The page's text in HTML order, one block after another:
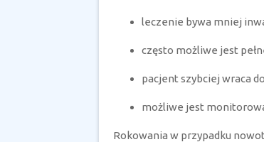
leczenie bywa mniej
często możliwe jest
pacjent szybciej wraca
możliwe jest
Rokowania w przypadku